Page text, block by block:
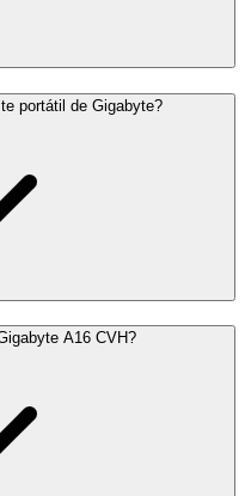
portátil de Gigabyte?
A16 CVH?